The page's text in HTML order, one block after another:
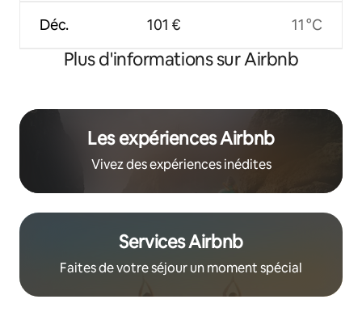
Déc. 101 € 11 °C
Plus d'informations sur Airbnb
Les expériences Airbnb
Vivez des expériences inédites
Services Airbnb
Faites de votre séjour un moment spécial